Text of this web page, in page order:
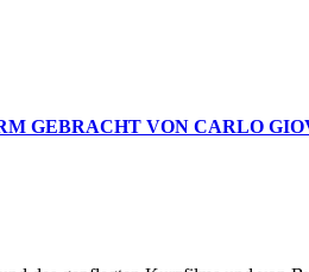
GEBRACHT VON CARLO